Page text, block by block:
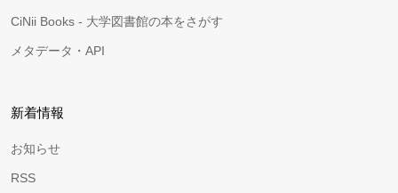
CiNii Books - 大学図書館の本をさがす
メタデータ・API
新着情報
お知らせ
RSS